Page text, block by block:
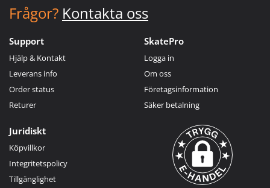
Frågor? Kontakta oss
Support
Hjälp & Kontakt
Leverans info
Order status
Returer
SkatePro
Logga in
Om oss
Företagsinformation
Säker betalning
Juridiskt
Köpvillkor
Integritetspolicy
Tillgänglighet